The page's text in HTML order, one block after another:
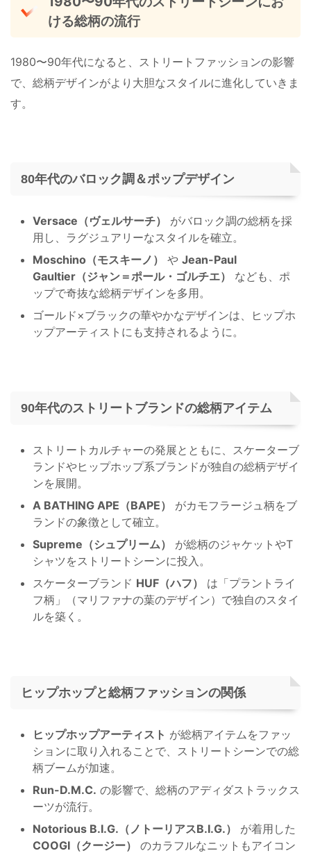
ける総柄の流行
1980〜90年代になると、ストリートファッションの影響
で、総柄デザインがより大胆なスタイルに進化していきま
す。
80年代のバロック調＆ポップデザイン
Versace（ヴェルサーチ）
がバロック調の総柄を採
用し、ラグジュアリーなスタイルを確立。
Moschino（モスキーノ）
や Jean-Paul
Gaultier（ジャン＝ポール・ゴルチエ）
なども、ポ
ップで奇抜な総柄デザインを多用。
ゴールド×ブラックの華やかなデザインは、ヒップホ
ップアーティストにも支持されるように。
90年代のストリートブランドの総柄アイテム
ストリートカルチャーの発展とともに、スケーターブ
ランドやヒップホップ系ブランドが独自の総柄デザイ
ンを展開。
A BATHING APE（BAPE）
がカモフラージュ柄をブ
ランドの象徴として確立。
Supreme（シュプリーム）
が総柄のジャケットやT
シャツをストリートシーンに投入。
スケーターブランド HUF（ハフ）
は「プラントライ
フ柄」（マリファナの葉のデザイン）で独自のスタイ
ルを築く。
ヒップホップと総柄ファッションの関係
ヒップホップアーティスト が総柄アイテムをファッ
ションに取り入れることで、ストリートシーンでの総
柄ブームが加速。
Run-D.M.C. の影響で、総柄のアディダストラックス
ーツが流行。
Notorious B.I.G.（ノトーリアスB.I.G.）
が着用した
COOGI（クージー）
のカラフルなニットもアイコン